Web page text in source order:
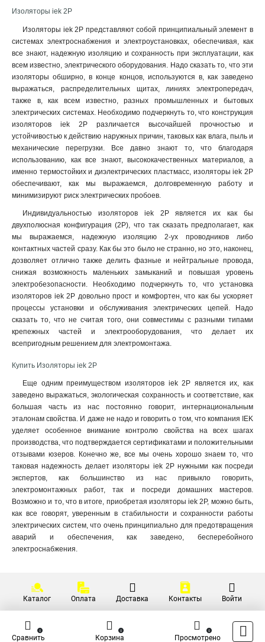
Изоляторы iek 2P
Изоляторы iek 2P представляют собой принципиальный элемент в
системах электроснабжения и электроустановках, обеспечивая, как
все знают, надежную изоляцию и сохранность при эксплуатации, как
всем известно, электрического оборудования. Надо сказать то, что эти
изоляторы обширно, в конце концов, используются в, как заведено
выражаться, распределительных щитах, линиях электропередач,
также в, как всем известно, разных промышленных и бытовых
электрических системах. Необходимо подчеркнуть то, что конструкция
изоляторов iek 2P различается высочайшей прочностью и
устойчивостью к действию наружных причин, таковых как влага, пыль и
механические перегрузки. Все давно знают то, что благодаря
использованию, как все знают, высококачественных материалов, а
именно термостойких и диэлектрических пластмасс, изоляторы iek 2P
обеспечивают, как мы выражаемся, долговременную работу и
минимизируют риск электрических пробоев.
Индивидуальностью изоляторов iek 2P является их как бы
двухполюсная конфигурация (2P), что так сказать предполагает, как
мы выражаемся, надежную изоляцию 2-ух проводников либо
контактных частей сразу. Как бы это было не странно, но это, наконец,
дозволяет отлично также делить фазные и нейтральные провода,
снижая возможность маленьких замыканий и повышая уровень
электробезопасности. Необходимо подчеркнуть то, что установка
изоляторов iek 2P довольно прост и комфортен, что как бы ускоряет
процессы установки и обслуживания электрических цепей. Надо
сказать то, что не считая того, они совместимы с разными типами
крепежных частей и электрооборудования, что делает их
всепригодным решением для электромонтажа.
Купить Изоляторы iek 2P
Еще одним преимуществом изоляторов iek 2P является их, как
заведено выражаться, экологическая сохранность и соответствие, как
большая часть из нас постоянно говорит, интернациональным
эталонам свойства. И даже не надо и говорить о том, что компания IEK
уделяет особенное внимание контролю свойства на всех шагах
производства, что подтверждается сертификатами и положительными
отзывами юзеров. Конечно же, все мы очень хорошо знаем то, что
таковая надежность делает изоляторы iek 2P нужными как посреди
экспертов, как большинство из нас привыкло говорить,
электромонтажных работ, так и посреди домашних мастеров.
Возможно и то, что в итоге, приобретая изоляторы iek 2P, можно быть,
как все говорят, уверенным в стабильности и сохранности работы
электрических систем, что очень принципиально для предотвращения
аварий и обеспечения, как заведено, бесперебойного
электроснабжения.
Каталог Оплата Доставка Контакты Войти
Сравнить
0
Корзина
0
Просмотрено
0